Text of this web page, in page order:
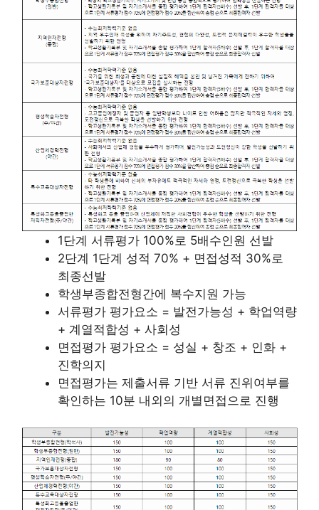
1단계 서류평가 100%로 5배수인원 선발
2단계 1단계 성적 70% + 면접성적 30%로
최종선발
학생부종합전형간에 복수지원 가능
서류평가 평가요소 = 발전가능성 + 학업역량
+ 계열적합성 + 사회성
면접평가 평가요소 = 성실 + 창조 + 인화 +
진학의지
면접평가는 제출서류 기반 서류 진위여부를
확인하는 10분 내외의 개별면접으로 진행